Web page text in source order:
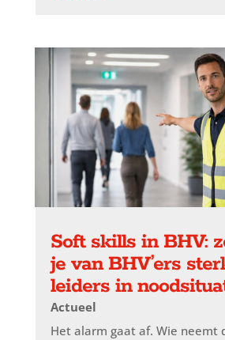
Soft skills in BHV:
je van BHV’ers
leiders in
Actueel
Het alarm gaat af. Wie neemt